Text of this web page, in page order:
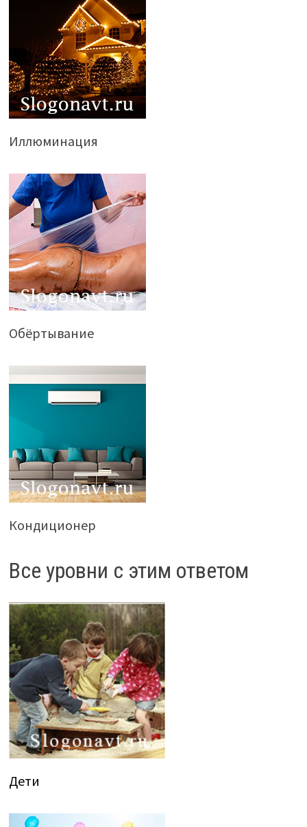
Иллюминация
Обёртывание
Кондиционер
Все уровни с этим ответом
Дети